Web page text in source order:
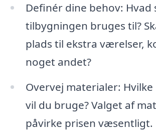
Definér dine behov: Hvad
tilbygningen bruges til?
plads til ekstra værelser,
noget andet?
Overvej materialer:
vil du bruge? Valget af
påvirke prisen væsentligt.